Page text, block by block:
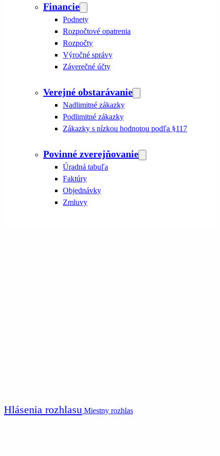
Financie
Podnety
Rozpočtové opatrenia
Rozpočty
Výročné správy
Záverečné účty
Verejné obstarávanie
Nadlimitné zákazky
Podlimitné zákazky
Zákazky s nízkou hodnotou podľa §117
Povinné zverejňovanie
Úradná tabuľa
Faktúry
Objednávky
Zmluvy
Hlásenia rozhlasu Miestny rozhlas